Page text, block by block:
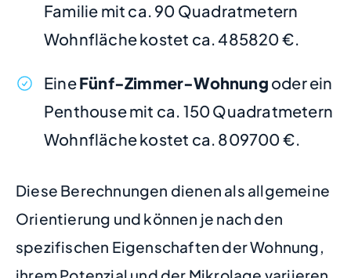
Familie mit ca. 90 Quadratmetern
Wohnfläche kostet ca. 485820 €.
EineFünf-Zimmer-Wohnung oder ein
Penthouse mit ca. 150 Quadratmetern
Wohnfläche kostet ca. 809700 €.
Diese Berechnungen dienen als allgemeine
Orientierung und können je nach den
spezifischen Eigenschaften der Wohnung,